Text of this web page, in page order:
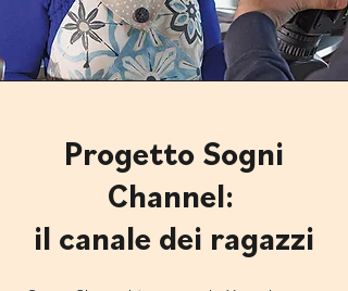
Progetto Sogni
Channel:
il canale dei ragazzi